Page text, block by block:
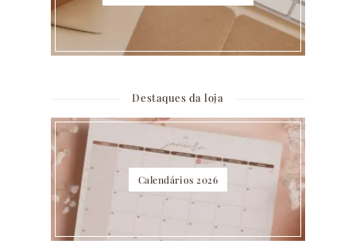
Destaques da loja
Calendários 2026